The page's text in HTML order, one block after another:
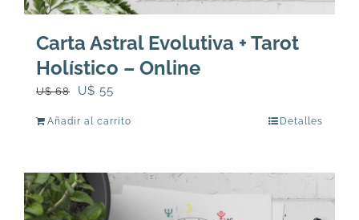
Carta Astral Evolutiva + Tarot
Holístico – Online
U$68
El
U$
68.
U$ 55
U$
Añadir al carrito Detalles